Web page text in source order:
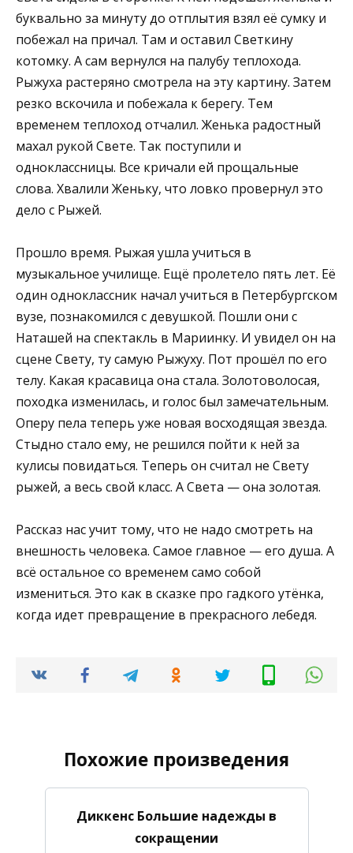
буквально за минуту до отплытия взял её сумку и
побежал на причал. Там и оставил Светкину
котомку. А сам вернулся на палубу теплохода.
Рыжуха растеряно смотрела на эту картину. Затем
резко вскочила и побежала к берегу. Тем
временем теплоход отчалил. Женька радостный
махал рукой Свете. Так поступили и
одноклассницы. Все кричали ей прощальные
слова. Хвалили Женьку, что ловко провернул это
дело с Рыжей.
Прошло время. Рыжая ушла учиться в
музыкальное училище. Ещё пролетело пять лет. Её
один одноклассник начал учиться в Петербургском
вузе, познакомился с девушкой. Пошли они с
Наташей на спектакль в Мариинку. И увидел он на
сцене Свету, ту самую Рыжуху. Пот прошёл по его
телу. Какая красавица она стала. Золотоволосая,
походка изменилась, и голос был замечательным.
Оперу пела теперь уже новая восходящая звезда.
Стыдно стало ему, не решился пойти к ней за
кулисы повидаться. Теперь он считал не Свету
рыжей, а весь свой класс. А Света — она золотая.
Рассказ нас учит тому, что не надо смотреть на
внешность человека. Самое главное — его душа. А
всё остальное со временем само собой
измениться. Это как в сказке про гадкого утёнка,
когда идет превращение в прекрасного лебедя.
Похожие произведения
Диккенс Большие надежды в
сокращении